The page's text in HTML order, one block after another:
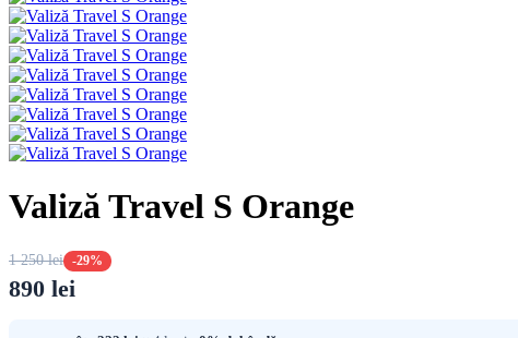
Valiză Travel S Orange
1 250 lei -29%
890 lei